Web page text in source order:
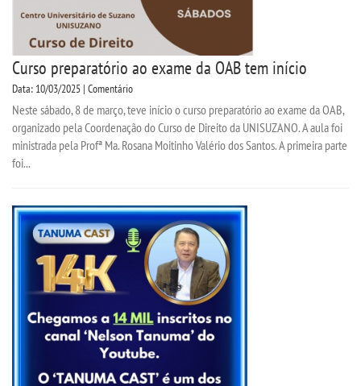
Curso preparatório ao exame da OAB tem início
Data: 10/03/2025 | Comentário
Neste sábado, 8 de março, teve início o curso preparatório ao exame da OAB,
organizado pela Coordenação do Curso de Direito da UNISUZANO. A aula foi
ministrada pela Profª Ma. Rosana Moitinho Valério dos Santos. A primeira parte
foi...